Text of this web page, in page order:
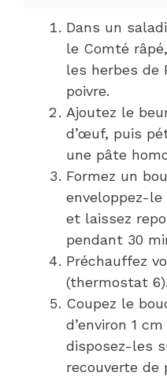
Dans un
le Comté
les herbes de
poivre.
Ajoutez le
d’œuf, puis
une pâte
Formez un
enveloppez-
et laissez
pendant 30
Préchauffez
(thermostat 6).
Coupez le
d’environ 1
disposez-les
recouverte de